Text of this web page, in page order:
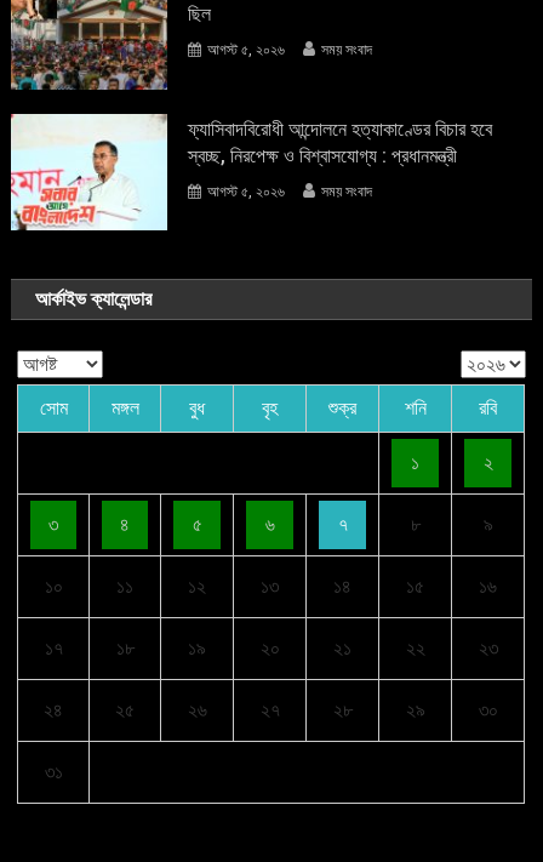
ছিল
আগস্ট ৫, ২০২৬ সময় সংবাদ
ফ্যাসিবাদবিরোধী আন্দোলনে হত্যাকাণ্ডের বিচার হবে
স্বচ্ছ, নিরপেক্ষ ও বিশ্বাসযোগ্য : প্রধানমন্ত্রী
আগস্ট ৫, ২০২৬ সময় সংবাদ
আর্কাইভ ক্যালেন্ডার
সোম মঙ্গল বুধ বৃহ শুক্র শনি রবি
১ ২
৩ ৪ ৫ ৬ ৭ ৮ ৯
১০ ১১ ১২ ১৩ ১৪ ১৫ ১৬
১৭ ১৮ ১৯ ২০ ২১ ২২ ২৩
২৪ ২৫ ২৬ ২৭ ২৮ ২৯ ৩০
৩১